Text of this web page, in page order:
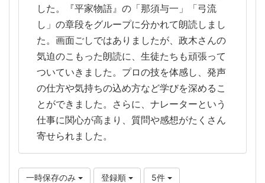
した。『平家物語』の「那須与一」「弓流
し」の章段をグループに分かれて朗読しまし
た。画面ごしではありましたが、政木さんの
気迫のこもった朗読に、生徒たちも頑張って
ついていきました。プロの技を体感し、発声
の仕方や気持ちの込め方など学びを深めるこ
とができました。さらに、ナレーターという
仕事に関心が高まり、質問や感想がたくさん
寄せられました。
一時保存のみ 登録順 5件